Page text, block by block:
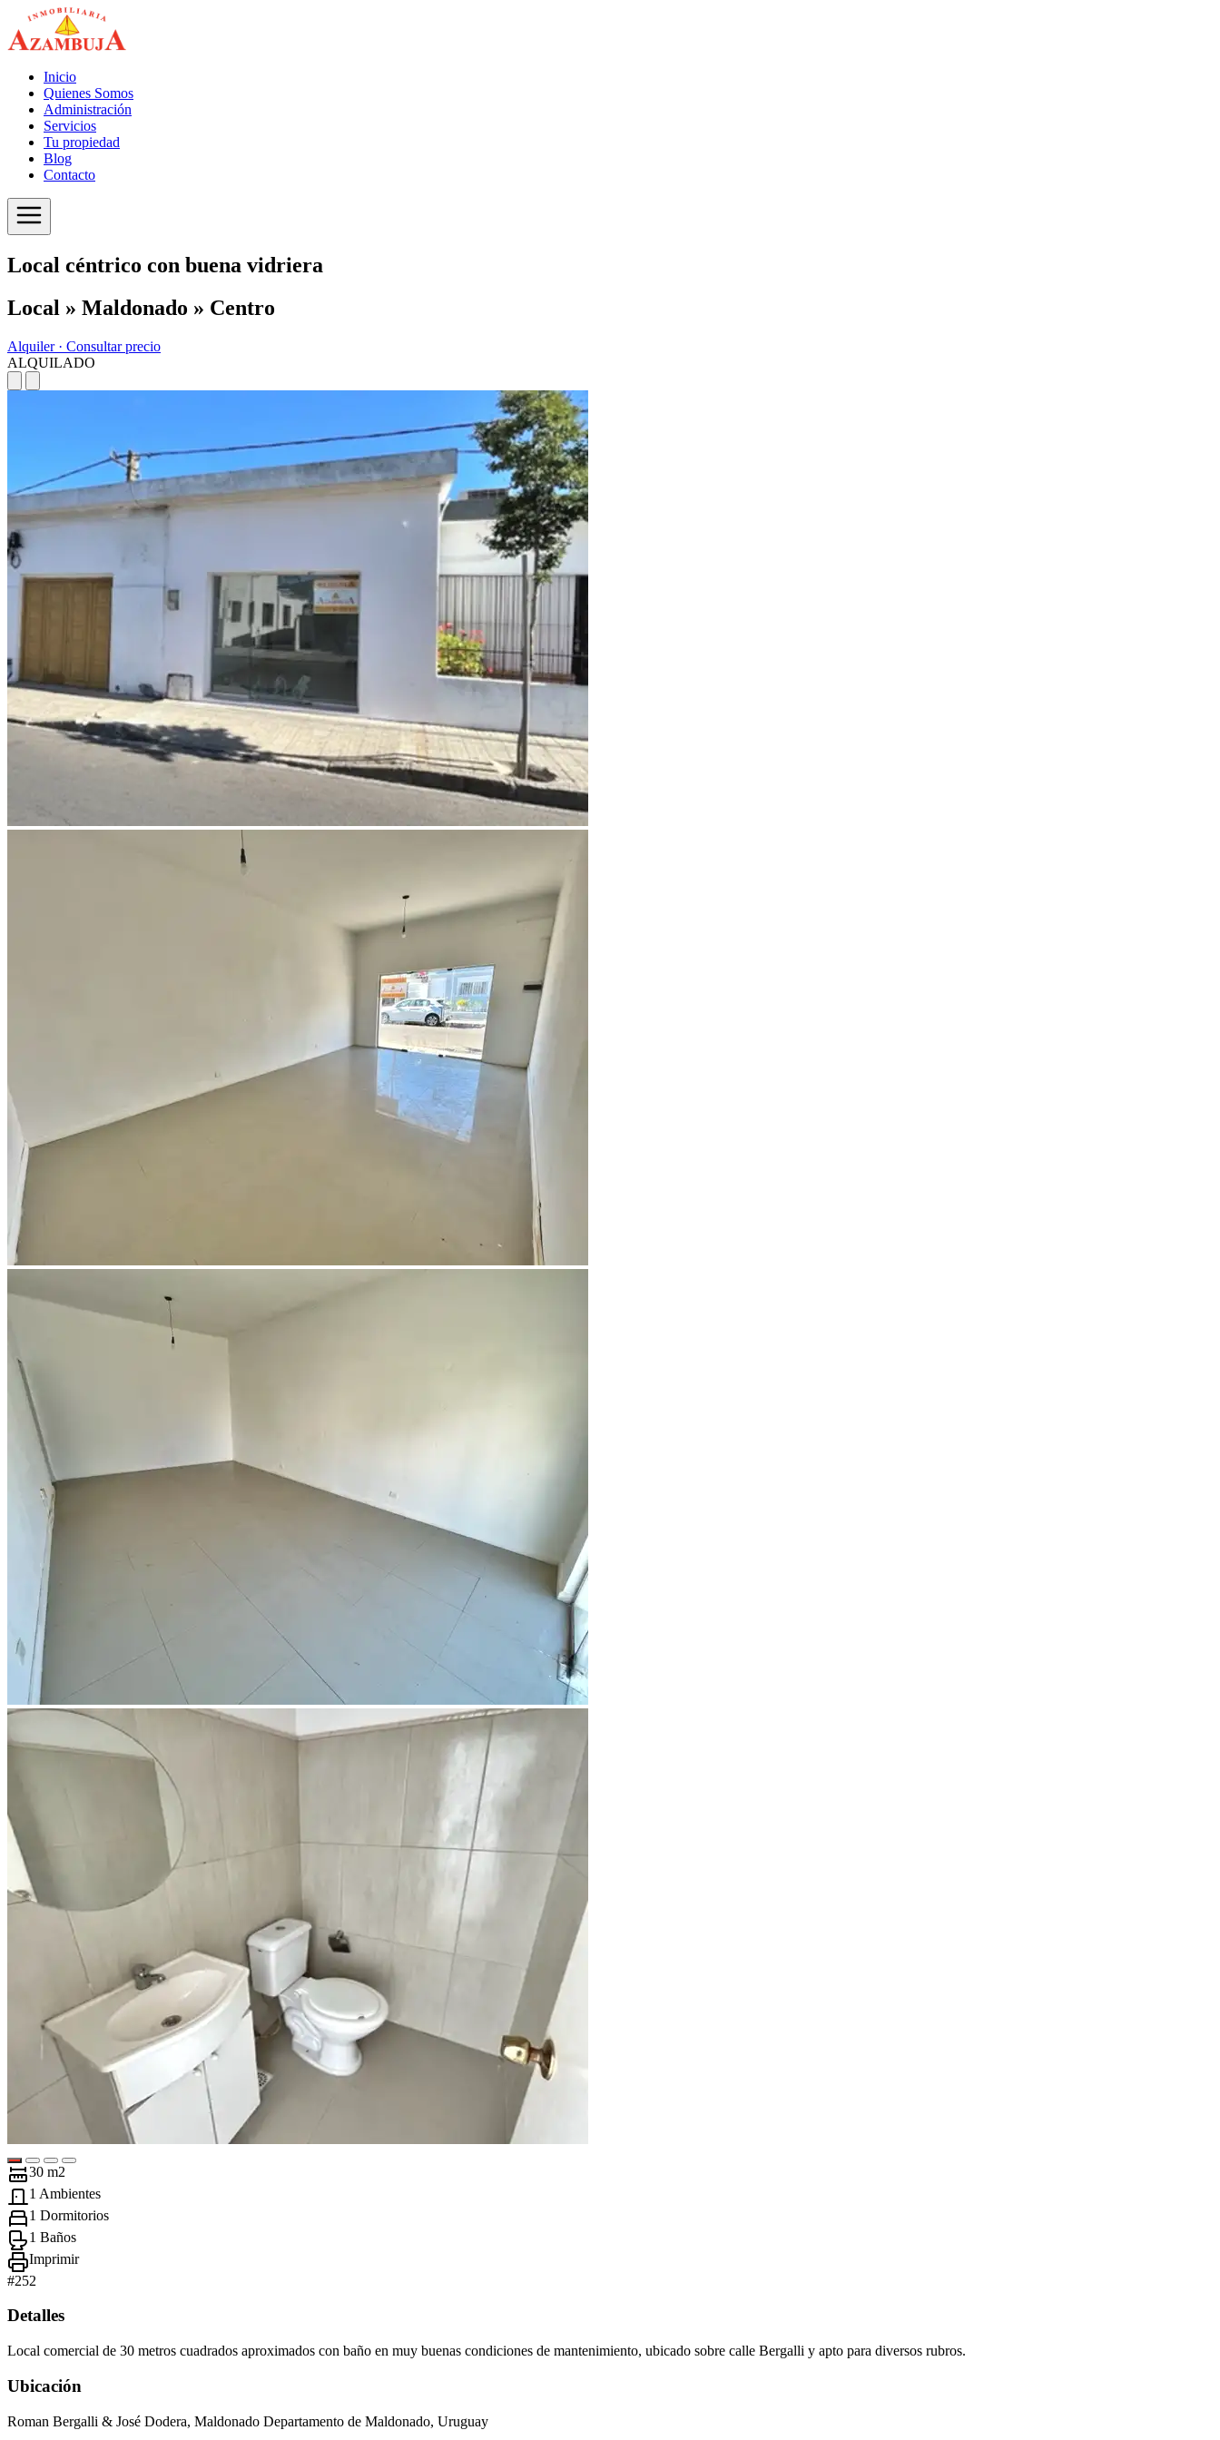
Inicio
Quienes Somos
Administración
Servicios
Tu propiedad
Blog
Contacto
Local céntrico con buena vidriera
Local » Maldonado » Centro
Alquiler · Consultar precio
ALQUILADO
30 m2
1 Ambientes
1 Dormitorios
1 Baños
Imprimir
#252
Detalles
Local comercial de 30 metros cuadrados aproximados con baño en muy buenas condiciones de mantenimiento, ubicado sobre calle Bergalli y apto para diversos rubros.
Ubicación
Roman Bergalli & José Dodera, Maldonado Departamento de Maldonado, Uruguay